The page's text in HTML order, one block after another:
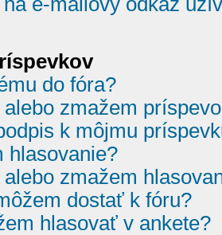
do fóra?
zmažem
k môjmu
hlasovanie?
zmažem
dostať k fóru?
hlasovať v ankete?